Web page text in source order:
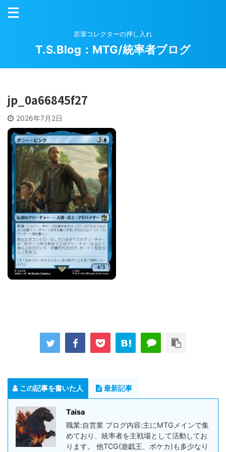
若輩コレクターの押し入れ
T.S.Blog：MTG/統率者ブログ
jp_0a66845f27
2026年7月2日
この記事を書いた人 最新記事
Taisa
職業:自営業 ブログ内容:主にMTGメインで集
めており、統率者を主戦場として活動してお
ります。 他TCG(遊戯王、ポケカ)も多少なり